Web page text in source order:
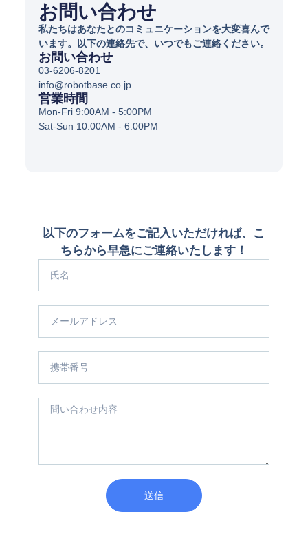
お問い合わせ
私たちはあなたとのコミュニケーションを大変喜んで
います。以下の連絡先で、いつでもご連絡ください。
お問い合わせ
03-6206-8201
info@robotbase.co.jp
営業時間
Mon-Fri 9:00AM - 5:00PM
Sat-Sun 10:00AM - 6:00PM
以下のフォームをご記入いただければ、こ
ちらから早急にご連絡いたします！
送信